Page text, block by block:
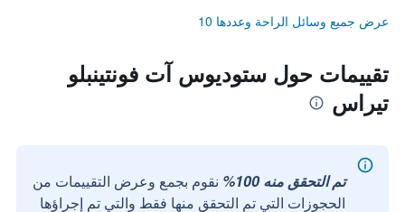
عرض جميع وسائل الراحة وعددها 10
تقييمات حول ستوديوس آت فونتينبلو
تيراس
تم التحقق منه 100%
نقوم بجمع وعرض التقييمات من
الحجوزات التي تم التحقق منها فقط والتي تم إجراؤها